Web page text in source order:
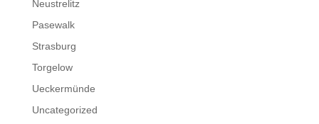
Neustrelitz
Pasewalk
Strasburg
Torgelow
Ueckermünde
Uncategorized